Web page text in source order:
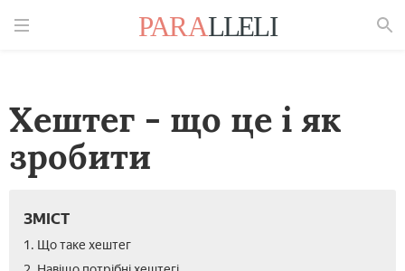
Хештег - що це і як
зробити
ЗМІСТ
1. Що таке хештег